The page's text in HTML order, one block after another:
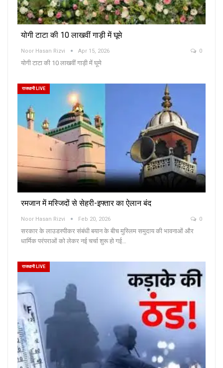
योगी टाटा की 10 लाखवीं गाड़ी में घूमे
Noor Hasan Rizvi Apr 15, 2026 0
योगी टाटा की 10 लाखवीं गाड़ी में घूमे
राजधानी LIVE
रमजान में मस्जिदों से सेहरी-इफ्तार का ऐलान बंद
Noor Hasan Rizvi Feb 20, 2026 0
सरकार के लाउडस्पीकर संबंधी बयान के बीच मुस्लिम समुदाय की भावनाओं और
धार्मिक परंपराओं को लेकर नई चर्चा शुरू हो गई…
राजधानी LIVE